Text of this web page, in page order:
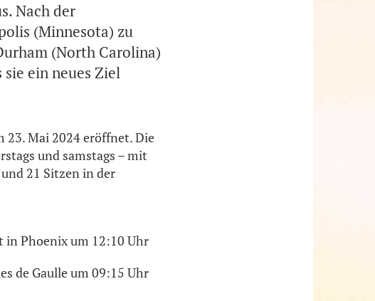
Nach der
(Minnesota) zu
(North Carolina)
ein neues Ziel
23. Mai 2024 eröffnet. Die
und samstags – mit
21 Sitzen in der
in Phoenix um 12:10 Uhr
de Gaulle um 09:15 Uhr